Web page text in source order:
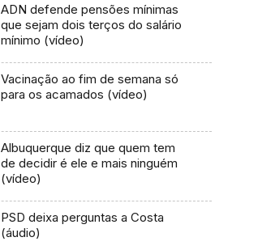
ADN defende pensões mínimas
que sejam dois terços do salário
mínimo (vídeo)
Vacinação ao fim de semana só
para os acamados (vídeo)
Albuquerque diz que quem tem
de decidir é ele e mais ninguém
(vídeo)
PSD deixa perguntas a Costa
(áudio)